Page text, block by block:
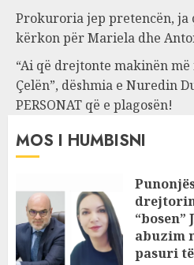
Prokuroria jep pretencën, ja
kërkon për Mariela dhe
“Ai që drejtonte makinën
Çelën”, dëshmia e Nuredin
PERSONAT që e plagosën!
MOS I HUMBISNI
“bosen”
abuzim
pasuri